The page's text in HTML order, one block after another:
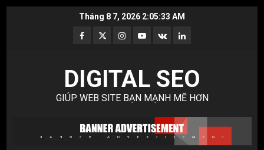
Tháng 8 7, 2026 2:05:33 AM
Facebook
TwitterInstagram
Youtube
VK LinkedIn
DIGITAL SEO
GIÚP WEB SITE BẠN MẠNH MẼ HƠN